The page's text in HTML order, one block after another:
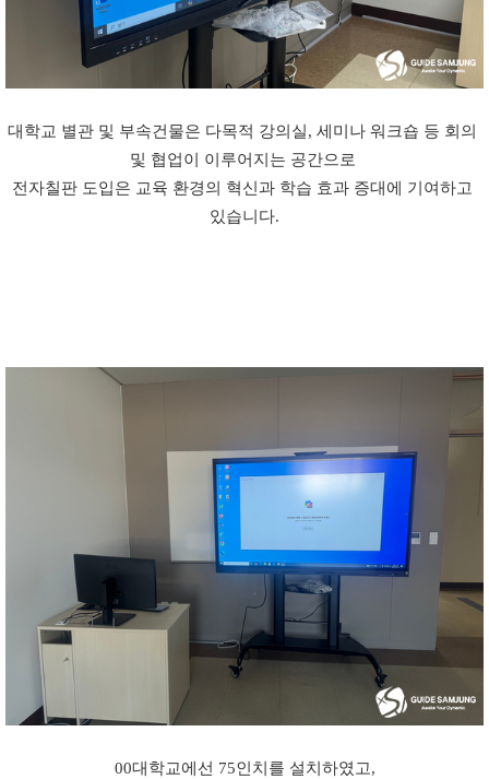
대학교 별관 및 부속건물은 다목적 강의실, 세미나 워크숍 등 회의
및 협업이 이루어지는 공간으로
전자칠판 도입은 교육 환경의 혁신과 학습 효과 증대에 기여하고
있습니다.
00대학교에선 75인치를 설치하였고,